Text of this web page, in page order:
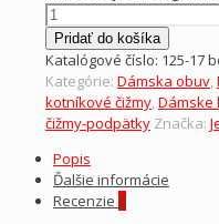
Pridať do košíka
Katalógové číslo: 125-17
Kategórie: Dámska obuv,
kotníkové čižmy,Dámske
čižmy-podpätky Značka:
Popis
Ďalšie informácie
Recenzie 0